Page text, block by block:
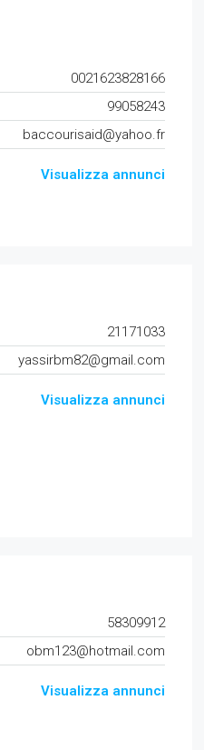
0021623828166
99058243
baccourisaid@yahoo.fr
Visualizza annunci
21171033
yassirbm82@gmail.com
Visualizza annunci
58309912
obm123@hotmail.com
Visualizza annunci